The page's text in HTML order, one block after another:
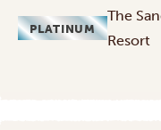
PLATINUM
The
Resort